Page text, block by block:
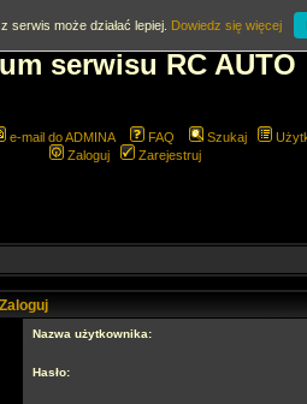
serwisu RC AUTO
e-mail do ADMINA FAQ Szukaj
Zaloguj
Zarejestruj
Zaloguj
Nazwa użytkownika:
Hasło:
może działać lepiej. Dowiedz się więcej